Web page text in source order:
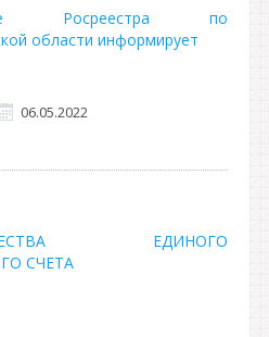
Росреестра по
области информирует
06.05.2022
ЕДИНОГО
СЧЕТА